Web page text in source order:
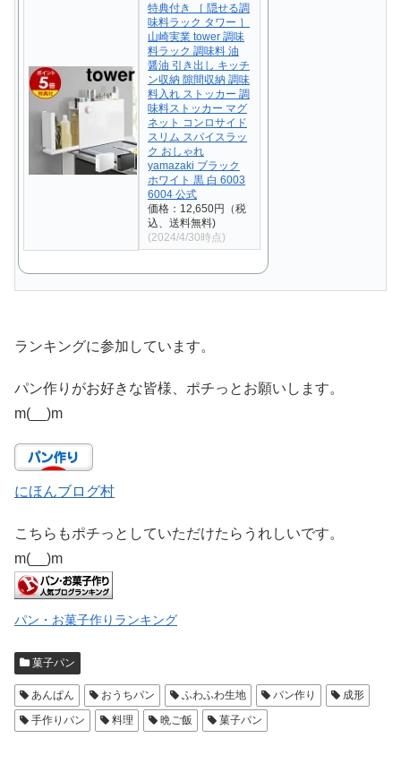
特典付き ［ 隠せる調
味料ラック タワー ］
山崎実業 tower 調味
料ラック 調味料 油
醤油 引き出し キッチ
ン収納 隙間収納 調味
料入れ ストッカー 調
味料ストッカー マグ
ネット コンロサイド
スリム スパイスラッ
ク おしゃれ
yamazaki ブラック
ホワイト 黒 白 6003
6004 公式
価格：12,650円（税
込、送料無料)
(2024/4/30時点)
ランキングに参加しています。
パン作りがお好きな皆様、ポチっとお願いします。
m(__)m
にほんブログ村
こちらもポチっとしていただけたらうれしいです。
m(__)m
パン・お菓子作りランキング
菓子パン
あんぱん おうちパン ふわふわ生地 パン作り
成形
手作りパン
料理 晩ご飯 菓子パン